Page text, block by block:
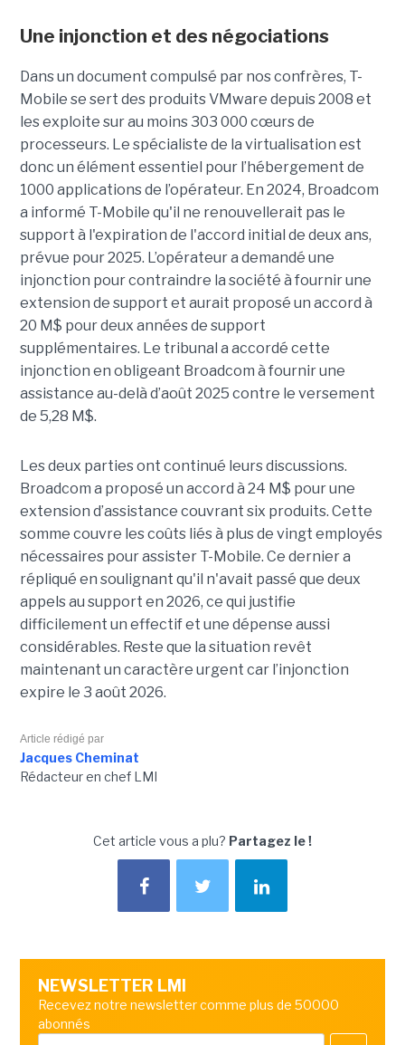
Une injonction et des négociations
Dans un document compulsé par nos confrères, T-
Mobile se sert des produits VMware depuis 2008 et
les exploite sur au moins 303 000 cœurs de
processeurs. Le spécialiste de la virtualisation est
donc un élément essentiel pour l’hébergement de
1000 applications de l’opérateur. En 2024, Broadcom
a informé T-Mobile qu'il ne renouvellerait pas le
support à l'expiration de l'accord initial de deux ans,
prévue pour 2025. L’opérateur a demandé une
injonction pour contraindre la société à fournir une
extension de support et aurait proposé un accord à
20 M$ pour deux années de support
supplémentaires. Le tribunal a accordé cette
injonction en obligeant Broadcom à fournir une
assistance au-delà d’août 2025 contre le versement
de 5,28 M$.
Les deux parties ont continué leurs discussions.
Broadcom a proposé un accord à 24 M$ pour une
extension d’assistance couvrant six produits. Cette
somme couvre les coûts liés à plus de vingt employés
nécessaires pour assister T-Mobile. Ce dernier a
répliqué en soulignant qu'il n'avait passé que deux
appels au support en 2026, ce qui justifie
difficilement un effectif et une dépense aussi
considérables. Reste que la situation revêt
maintenant un caractère urgent car l’injonction
expire le 3 août 2026.
Article rédigé par
Jacques Cheminat
Rédacteur en chef LMI
Cet article vous a plu? Partagez le !
NEWSLETTER LMI
Recevez notre newsletter comme plus de 50000
abonnés